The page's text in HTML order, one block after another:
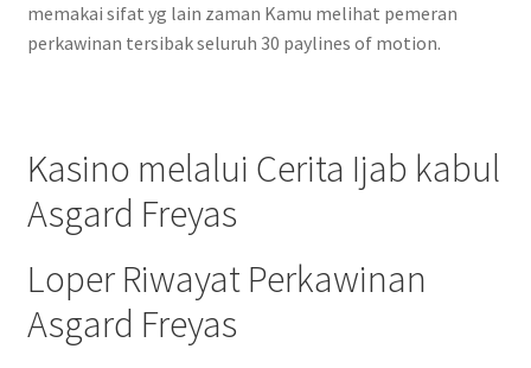
memakai sifat yg lain zaman Kamu melihat pemeran
perkawinan tersibak seluruh 30 paylines of motion.
Kasino melalui Cerita Ijab kabul
Asgard Freyas
Loper Riwayat Perkawinan
Asgard Freyas